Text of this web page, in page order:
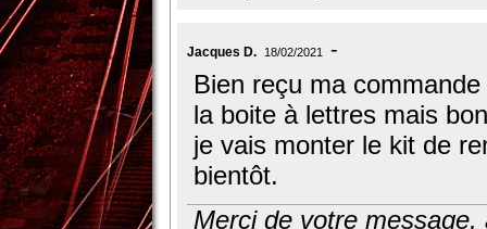
Jacques D. 18/02/2021
Bien reçu ma
la boite à lettres mais
je vais monter le kit de
bientôt.
Merci de votre